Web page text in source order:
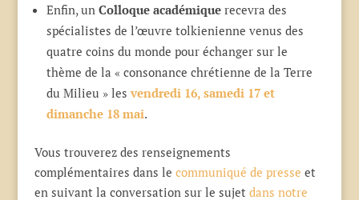
Enfin, un Colloque académiquerecevra des
spécialistes de l’œuvre tolkienienne venus des
quatre coins du monde pour échanger sur le
thème de la « consonance chrétienne de la Terre
du Milieu » lesvendredi 16, samedi 17 et
dimanche 18 mai.
Vous trouverez des renseignements
complémentaires dans le communiqué de presse et
en suivant la conversation sur le sujet dans notre